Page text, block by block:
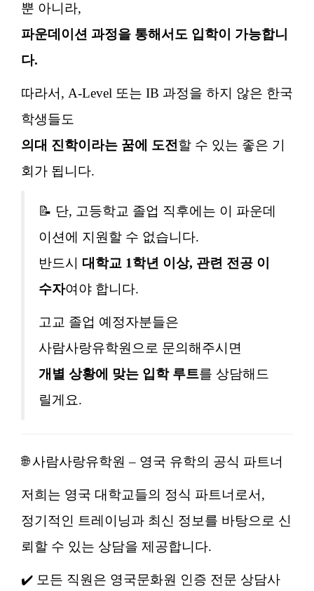
뿐 아니라,
파운데이션 과정을 통해서도 입학이 가능합니
다.
따라서, A-Level 또는 IB 과정을 하지 않은 한국
학생들도
의대 진학이라는 꿈에 도전할 수 있는 좋은 기
회가 됩니다.
📝 단, 고등학교 졸업 직후에는 이 파운데
이션에 지원할 수 없습니다.
반드시 대학교 1학년 이상, 관련 전공 이
수자여야 합니다.
고교 졸업 예정자분들은
사람사랑유학원으로 문의해주시면
개별 상황에 맞는 입학 루트를 상담해드
릴게요.
🌐 사람사랑유학원 – 영국 유학의 공식 파트너
저희는 영국 대학교들의 정식 파트너로서,
정기적인 트레이닝과 최신 정보를 바탕으로 신
뢰할 수 있는 상담을 제공합니다.
✔️ 모든 직원은 영국문화원 인증 전문 상담사